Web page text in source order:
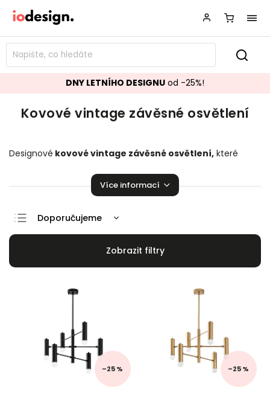
DNY LETNÍHO DESIGNU od -25%!
Kovové vintage závěsné osvětlení
Designové kovové vintage závěsné osvětlení, které
pozvedající úroveň Vaší domácnosti.
Více informací
Doporučujeme
Nejlevnější
Abecedně
–25 % –25 %